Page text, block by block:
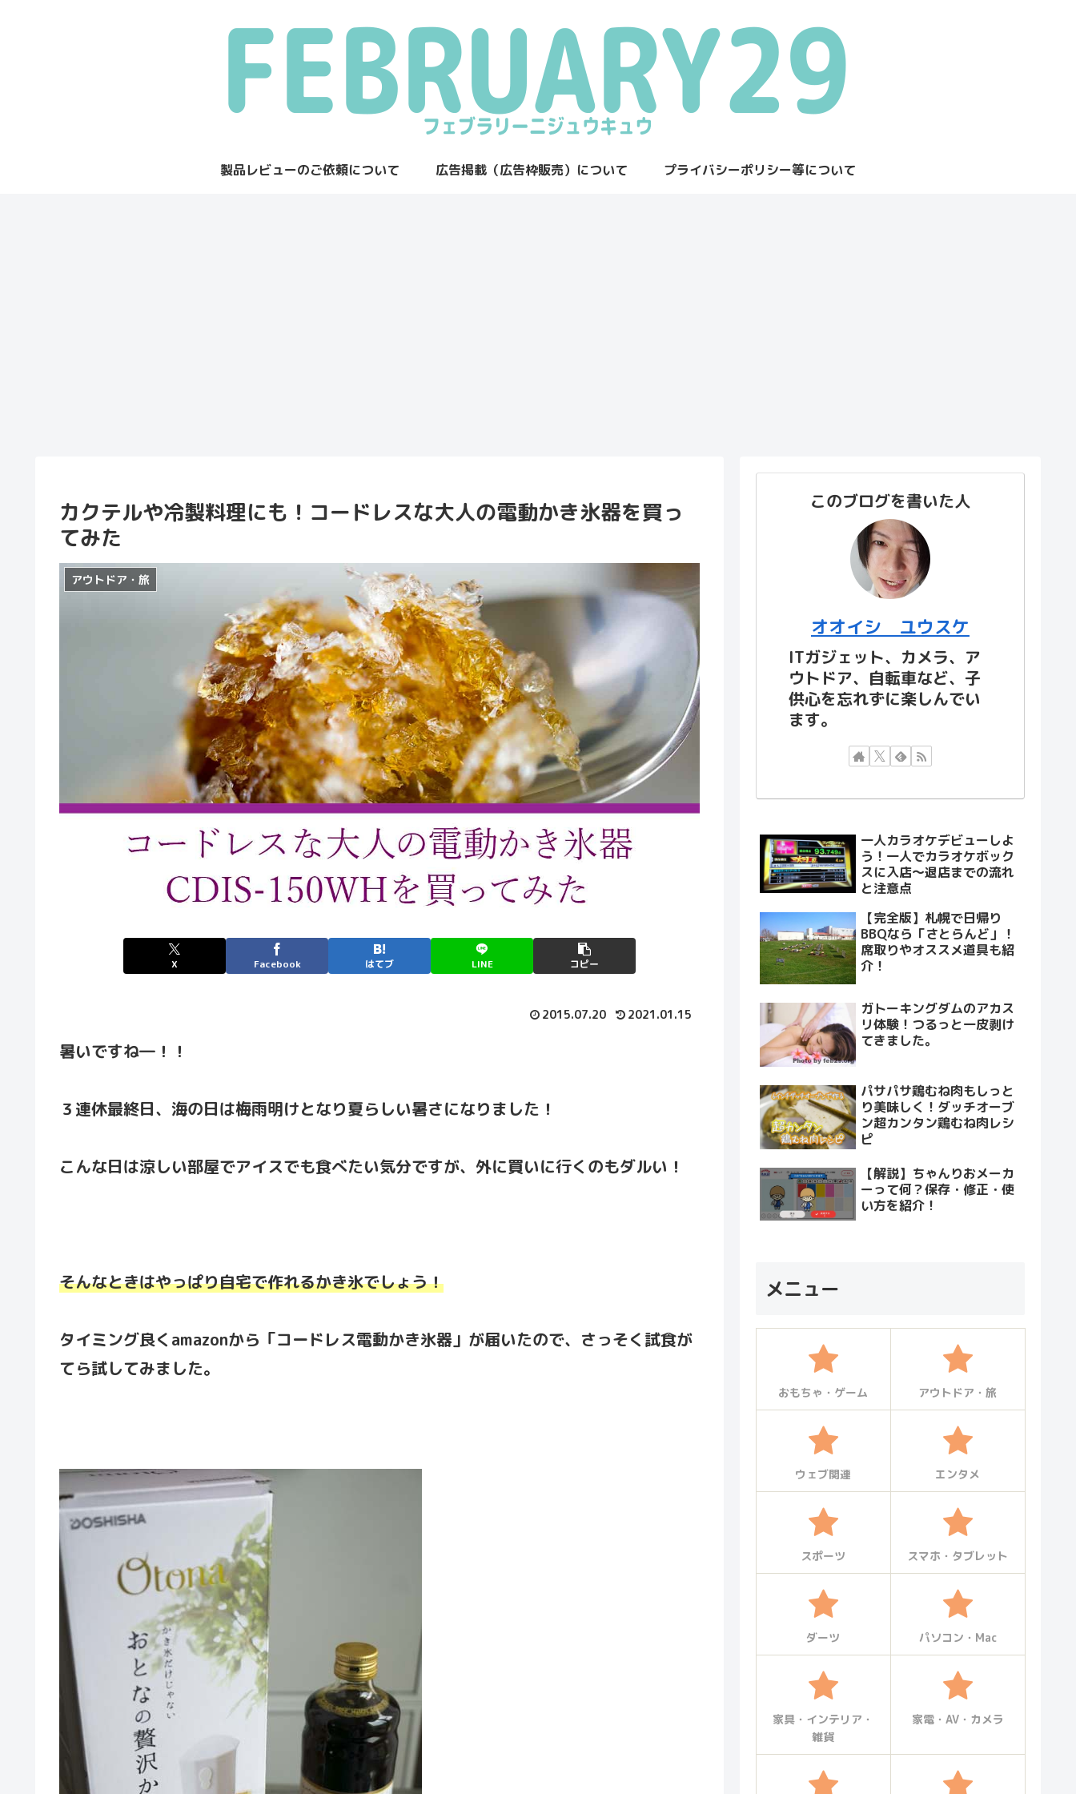
製品レビューのご依頼について 広告掲載（広告枠販売）について プライバシーポリシー等について
カクテルや冷製料理にも！コードレスな大人の電動かき氷器を買っ
てみた
アウトドア・旅
X Facebook はてブ LINE コピー
2015.07.20 2021.01.15
暑いですね―！！
３連休最終日、海の日は梅雨明けとなり夏らしい暑さになりました！
こんな日は涼しい部屋でアイスでも食べたい気分ですが、外に買いに行くのもダルい！
そんなときはやっぱり自宅で作れるかき氷でしょう！
タイミング良くamazonから「コードレス電動かき氷器」が届いたので、さっそく試食が
てら試してみました。
このブログを書いた人
オオイシ ユウスケ
ITガジェット、カメラ、ア
ウトドア、自転車など、子
供心を忘れずに楽しんでい
ます。
一人カラオケデビューしよ
う！一人でカラオケボック
スに入店～退店までの流れ
と注意点
【完全版】札幌で日帰り
BBQなら「さとらんど」！
席取りやオススメ道具も紹
介！
ガトーキングダムのアカス
リ体験！つるっと一皮剥け
てきました。
パサパサ鶏むね肉もしっと
り美味しく！ダッチオーブ
ン超カンタン鶏むね肉レシ
ピ
【解説】ちゃんりおメーカ
ーって何？保存・修正・使
い方を紹介！
メニュー
おもちゃ・ゲーム アウトドア・旅
ウェブ関連 エンタメ
スポーツ スマホ・タブレット
ダーツ パソコン・Mac
家具・インテリア・
雑貨
家電・AV・カメラ